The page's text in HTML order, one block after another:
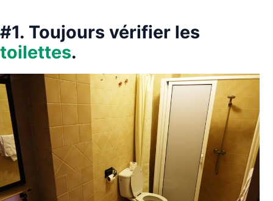
#1. Toujours vérifier les
toilettes.